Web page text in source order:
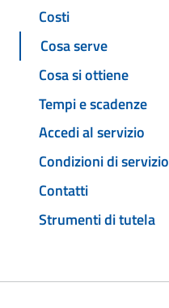
Costi
Cosa serve
Cosa si ottiene
Tempi e scadenze
Accedi al servizio
Condizioni di servizio
Contatti
Strumenti di tutela